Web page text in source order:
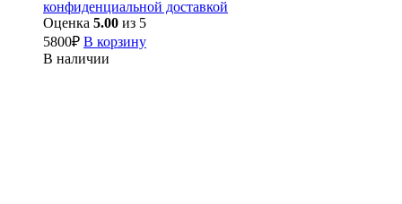
конфиденциальной доставкой
Оценка 5.00 из 5
5800₽ В корзину
В наличии